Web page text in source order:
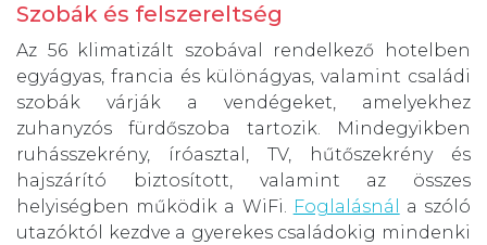
Szobák és felszereltség
Az 56 klimatizált szobával rendelkező hotelben
egyágyas, francia és különágyas, valamint családi
szobák várják a vendégeket, amelyekhez
zuhanyzós fürdőszoba tartozik. Mindegyikben
ruhásszekrény, íróasztal, TV, hűtőszekrény és
hajszárító biztosított, valamint az összes
helyiségben működik a WiFi. Foglalásnál
a szóló
utazóktól kezdve a gyerekes családokig mindenki